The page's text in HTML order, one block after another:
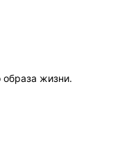
жизни.